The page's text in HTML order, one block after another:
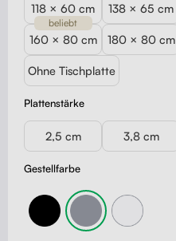
Gestellfarbe
Plattenstärke
2,5 cm 3,8 cm
118 × 60 cm 138 × 65 cm
160 × 80 cm
beliebt
180 × 80 cm
Ohne Tischplatte